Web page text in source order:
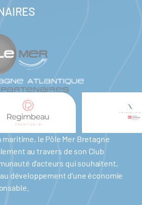
le Pôle Mer Bretagne
au travers de son Club
d'acteurs qui souhaitent,
développement d'une économie